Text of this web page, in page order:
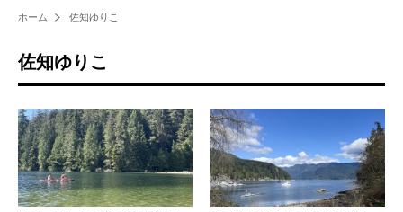
ホーム 佐知ゆりこ
佐知ゆりこ